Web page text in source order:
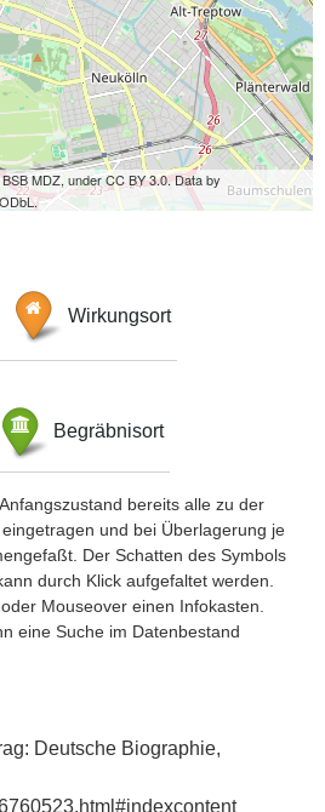
MDZ, under CC BY 3.0. Data by
Wirkungsort
Begräbnisort
bereits alle zu der
und bei Überlagerung je
Der Schatten des Symbols
durch Klick aufgefaltet werden.
Mouseover einen Infokasten.
eine Suche im Datenbestand
Deutsche Biographie,